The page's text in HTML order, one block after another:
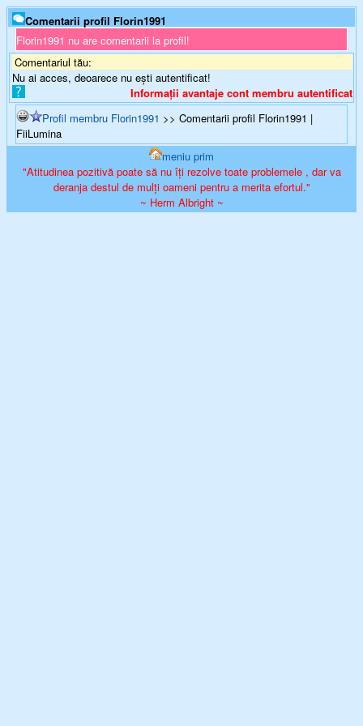
Comentarii profil Florin1991
Florin1991 nu are comentarii la profil!
Comentariul tău:
Nu ai acces, deoarece nu ești autentificat!
Informații avantaje cont membru autentificat
Profil membru Florin1991 >> Comentarii profil Florin1991 |
FiiLumina
meniu prim
"Atitudinea pozitivă poate să nu îți rezolve toate problemele , dar va
deranja destul de mulți oameni pentru a merita efortul."
~ Herm Albright ~